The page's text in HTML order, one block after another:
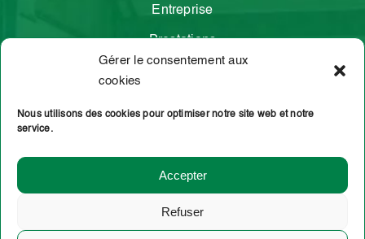
Gérer le consentement aux
cookies
Nous utilisons des cookies pour optimiser notre site web et notre
service.
Accepter
Refuser
Entreprise
Prestations